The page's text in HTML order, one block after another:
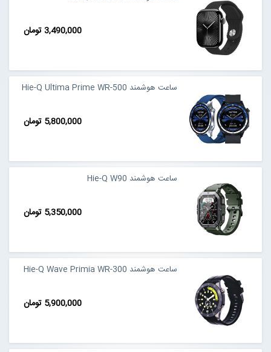
3,490,000 تومان
ساعت هوشمند Hie-Q Ultima Prime WR-500
5,800,000 تومان
ساعت هوشمند Hie-Q W90
5,350,000 تومان
ساعت هوشمند Hie-Q Wave Primia WR-300
5,900,000 تومان